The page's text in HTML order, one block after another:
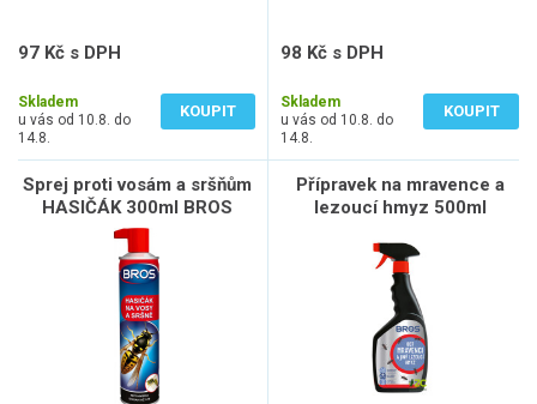
97 Kč s DPH
Skladem
u vás od 10.8. do
14.8.
KOUPIT
98 Kč s DPH
Skladem
u vás od 10.8. do
14.8.
KOUPIT
Sprej proti vosám a sršňům
HASIČÁK 300ml BROS
Přípravek na mravence a
lezoucí hmyz 500ml